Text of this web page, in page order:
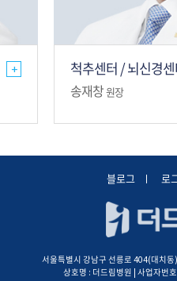
+ 척추센터 / 뇌신경
송재창원장
블로그 로
서울특별시 강남구 선릉로 404(대치
상호명 : 더드림병원 | 사업자번